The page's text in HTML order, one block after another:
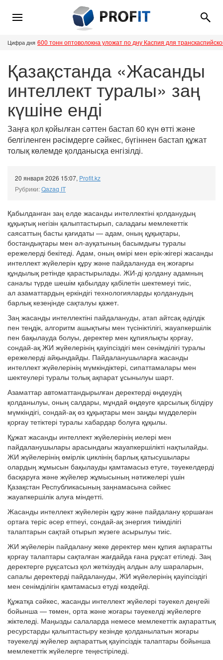
Цифра дня 600 тонн оптоволокна уложат по дну Каспия для
Қазақстанда «Жасанды
интеллект туралы» заң
күшіне енді
Заңға қол қойылған сәттен бастап 60 күн өтті және
белгіленген рәсімдерге сәйкес, бүгіннен бастап құжат
толық көлемде қолданысқа енгізілді.
20 января 2026 15:07, Profit.kz
Рубрики:Qazaq IT
Қабылданған заң елде жасанды интеллектіні қолданудың
құқықтық негізін қалыптастырып, саладағы мемлекеттік
саясаттың басты қағидаты — адам, оның құқықтары,
бостандықтары мен әл-ауқатының басымдығы туралы
ережелерді бекітеді. Адам, оның өмірі мен ерік-жігері жасанды
интеллект жүйелерін құру және пайдалануда ең жоғарғы
құндылық ретінде қарастырылады. ЖИ-ді қолдану адамның
саналы түрде шешім қабылдау қабілетін шектемеуі тиіс,
ал азаматтардың еркіндігі технологияларды қолданудың
барлық кезеңінде сақталуы қажет.
Заң жасанды интеллектіні пайдалануды, атап айтсақ әділдік
пен теңдік, алгоритм ашықтығы мен түсініктілігі, жауапкершілік
пен бақылауда болуы, деректер мен құпиялықты қорғау,
сондай-ақ ЖИ жүйелерінің қауіпсіздігі мен сенімділігі туралы
ережелерді айқындайды. Пайдаланушыларға жасанды
интеллект жүйелерінің мүмкіндіктері, сипаттамалары мен
шектеулері туралы толық ақпарат ұсынылуы шарт.
Азаматтар автоматтандырылған деректерді өңдеудің
қолданылуы, оның салдары, мұндай өңдеуге қарсылық білдіру
мүмкіндігі, сондай-ақ өз құқықтары мен заңды мүдделерін
қорғау тетіктері туралы хабардар болуға құқылы.
Құжат жасанды интеллект жүйелерінің иелері мен
пайдаланушылары арасындағы жауапкершілікті нақтылайды.
ЖИ жүйелерінің өмірлік циклінің барлық қатысушылары
олардың жұмысын бақылауды қамтамасыз етуге, тәуекелдерді
басқаруға және жүйелер жұмысының нәтижелері үшін
Қазақстан Республикасының заңнамасына сәйкес
жауапкершілік алуға міндетті.
Жасанды интеллект жүйелерін құру және пайдалану қоршаған
ортаға теріс әсер етпеуі, сондай-ақ энергия тиімділігі
талаптарын сақтай отырып жүзеге асырылуы тиіс.
ЖИ жүйелерін пайдалану жеке деректер мен құпия ақпаратты
қорғау талаптары сақталған жағдайда ғана рұқсат етіледі. Заң
деректерге рұқсатсыз қол жеткізудің алдын алу шараларын,
сапалы деректерді пайдалануды, ЖИ жүйелерінің қауіпсіздігі
мен сенімділігін қамтамасыз етуді көздейді.
Құжатқа сәйкес, жасанды интеллект жүйелері тәуекел деңгейі
бойынша — төмен, орта және жоғары тәуекелді жүйелерге
жіктеледі. Маңызды салаларда немесе мемлекеттік ақпараттық
ресурстарды қалыптастыру кезінде қолданылатын жоғары
тәуекелді жүйелер ақпараттық қауіпсіздік талаптары бойынша
мемлекеттік жүйелерге теңестіріледі.